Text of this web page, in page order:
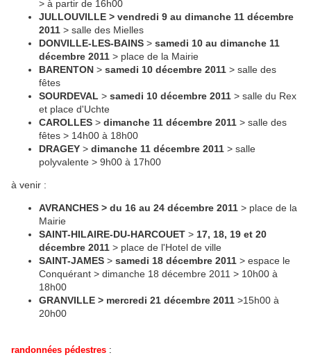
> à partir de 16h00
JULLOUVILLE > vendredi 9 au dimanche 11 décembre
2011 > salle des Mielles
DONVILLE-LES-BAINS > samedi 10 au dimanche 11
décembre 2011 > place de la Mairie
BARENTON > samedi 10 décembre 2011 > salle des
fêtes
SOURDEVAL > samedi 10 décembre 2011 > salle du Rex
et place d'Uchte
CAROLLES > dimanche 11 décembre 2011 > salle des
fêtes > 14h00 à 18h00
DRAGEY > dimanche 11 décembre 2011 > salle
polyvalente > 9h00 à 17h00
à venir :
AVRANCHES > du 16 au 24 décembre 2011 > place de la
Mairie
SAINT-HILAIRE-DU-HARCOUET > 17, 18, 19 et 20
décembre 2011 > place de l'Hotel de ville
SAINT-JAMES > samedi 18 décembre 2011 > espace le
Conquérant > dimanche 18 décembre 2011 > 10h00 à
18h00
GRANVILLE > mercredi 21 décembre 2011 >15h00 à
20h00
randonnées pédestres :